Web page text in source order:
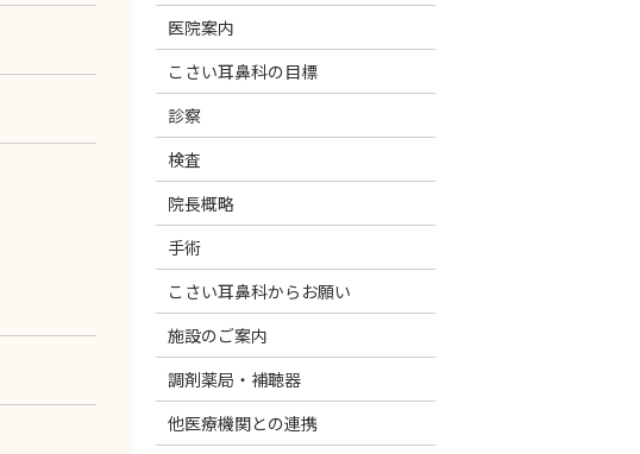
医院案内
こさい耳鼻科の目標
診察
検査
院長概略
手術
こさい耳鼻科からお願い
施設のご案内
調剤薬局・補聴器
他医療機関との連携